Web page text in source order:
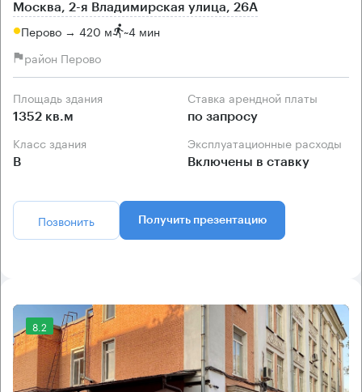
Москва, 2-я Владимирская улица, 26А
Перово → 420 м ~4 мин
район Перово
Площадь здания
1352 кв.м
Ставка арендной платы
по запросу
Класс здания
B
Эксплуатационные расходы
Включены в ставку
Позвонить Получить презентацию
8.2